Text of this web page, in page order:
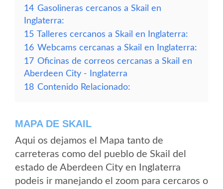
14 Gasolineras cercanos a Skail en
Inglaterra:
15 Talleres cercanos a Skail en Inglaterra:
16 Webcams cercanas a Skail en Inglaterra:
17 Oficinas de correos cercanas a Skail en
Aberdeen City - Inglaterra
18 Contenido Relacionado:
MAPA DE SKAIL
Aqui os dejamos el Mapa tanto de
carreteras como del pueblo de Skail del
estado de Aberdeen City en Inglaterra
podeis ir manejando el zoom para cercaros o